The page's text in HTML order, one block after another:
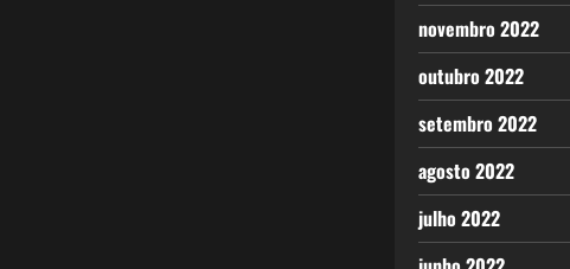
novembro 2022
outubro 2022
setembro 2022
agosto 2022
julho 2022